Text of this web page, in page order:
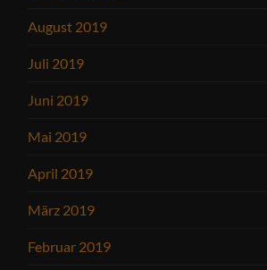
August 2019
Juli 2019
Juni 2019
Mai 2019
April 2019
März 2019
Februar 2019